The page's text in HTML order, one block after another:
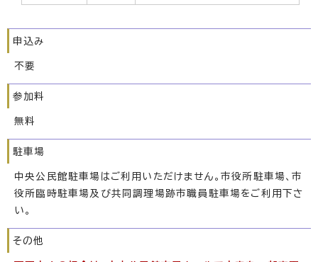
申込み
不要
参加料
無料
駐車場
中央公民館駐車場はご利用いただけません。市役所駐車場、市
役所臨時駐車場及び共同調理場跡市職員駐車場をご利用下さ
い。
その他